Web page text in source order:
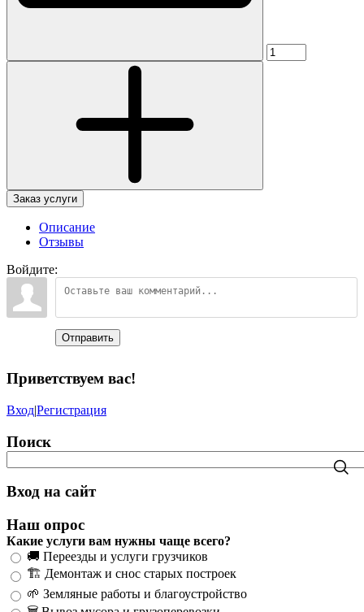
Заказ услуги
Описание
Отзывы
Войдите:
Отправить
Приветствуем вас!
Вход|Регистрация
Поиск
Вход на сайт
Наш опрос
Какие услуги вам нужны чаще всего?
🚚 Переезды и услуги грузчиков
🏗️ Демонтаж и снос старых построек
🌱 Земляные работы и благоустройство